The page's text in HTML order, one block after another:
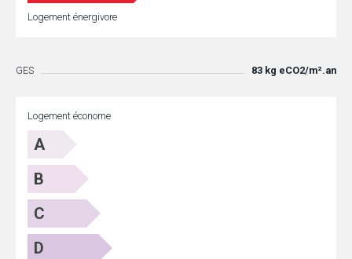
Logement énergivore
GES 83 kg eCO2/m².an
Logement économe
A
B
C
D